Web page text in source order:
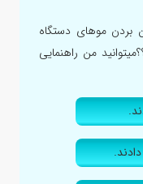
از بین بردن موهای دستگاه
من راهنمایی